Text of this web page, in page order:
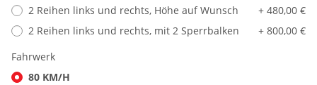
2 Reihen links und rechts, Höhe auf Wunsch
+ 480,00 €
2 Reihen links und rechts, mit 2 Sperrbalken
+ 800,00 €
Fahrwerk
80 KM/H